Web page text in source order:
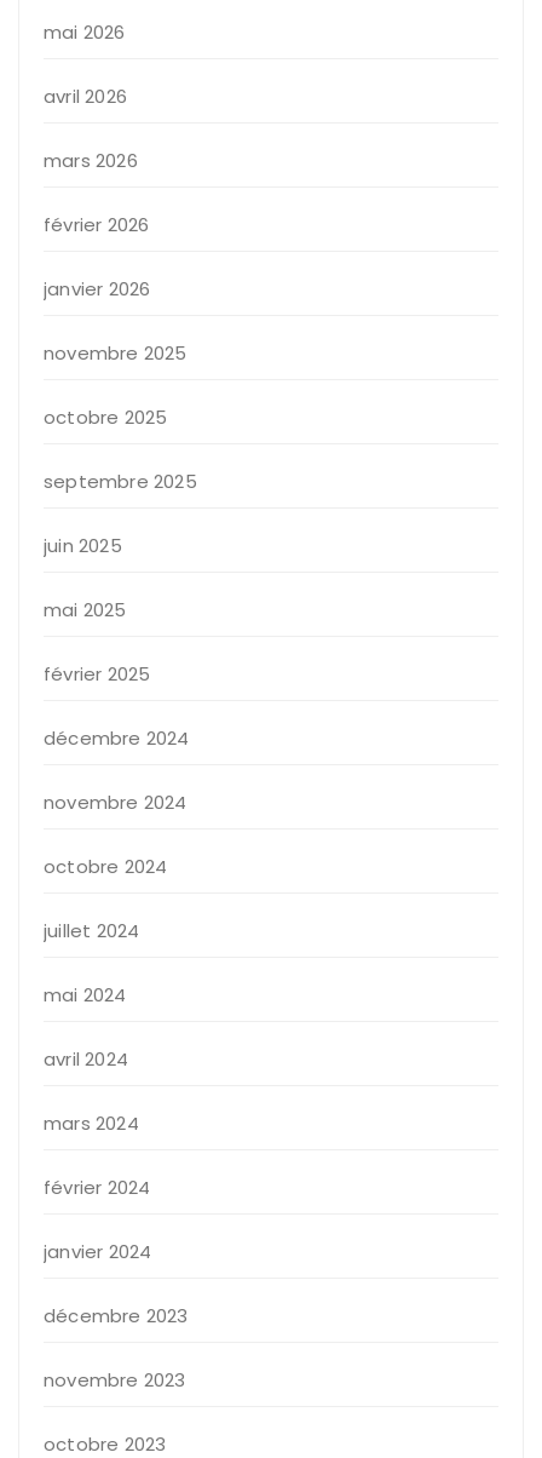
mai 2026
avril 2026
mars 2026
février 2026
janvier 2026
novembre 2025
octobre 2025
septembre 2025
juin 2025
mai 2025
février 2025
décembre 2024
novembre 2024
octobre 2024
juillet 2024
mai 2024
avril 2024
mars 2024
février 2024
janvier 2024
décembre 2023
novembre 2023
octobre 2023